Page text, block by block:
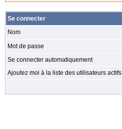
Se connecter
Nom
Mot de passe
Se connecter automatiquement
Ajoutez moi à la liste des utilisateurs actifs